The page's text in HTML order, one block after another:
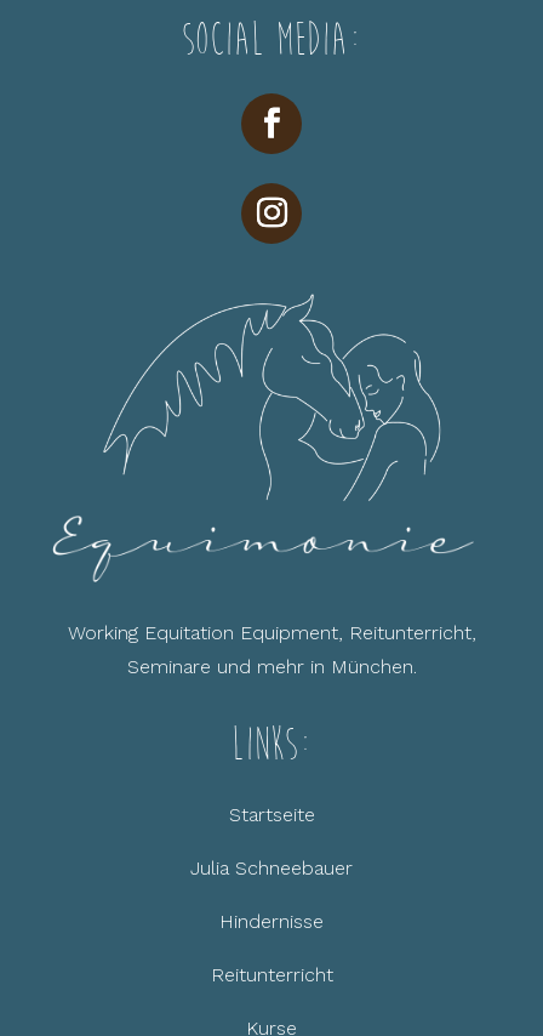
Social Media:
Working Equitation Equipment, Reitunterricht,
Seminare und mehr in München.
Links:
Startseite
Julia Schneebauer
Hindernisse
Reitunterricht
Kurse